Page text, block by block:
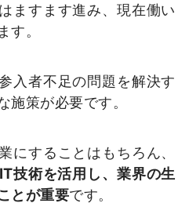
ますます進み、現在働い
す。
入者不足の問題を解決す
施策が必要です。
にすることはもちろん、
技術を活用し、業界の生
とが重要です。